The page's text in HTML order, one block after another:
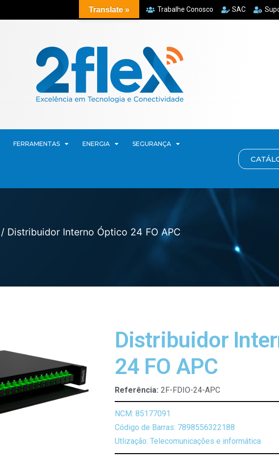
Trabalhe Conosco SAC
FERRAMENTAS ENERGIA SEGURANÇA
Distribuidor Interno Óptico 24 FO APC
Distribuidor
24 FO APC
Referência: 2F-FDIO-24-APC
NCM: 85177091
Código de Barras: 7898556322188
Utlização: Telecomunicações e informática
Translate »